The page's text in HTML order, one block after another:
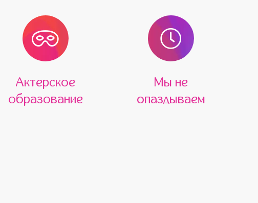
Актерское
образование
Мы не
опаздываем